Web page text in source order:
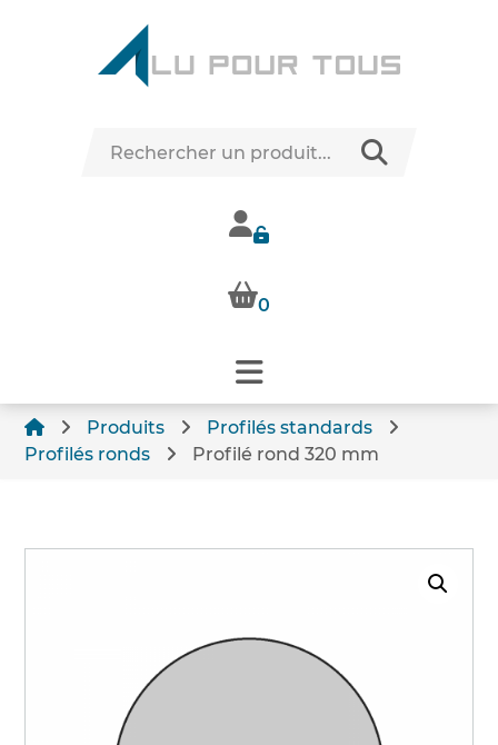
0
Produits
Profilés standards
Profilés ronds
Profilé rond 320 mm